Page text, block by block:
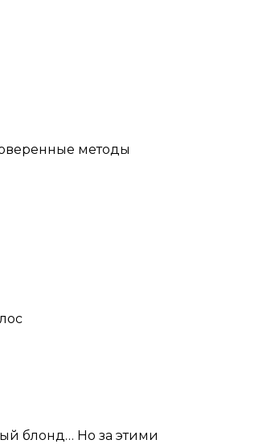
методы
блонд… Но за этими